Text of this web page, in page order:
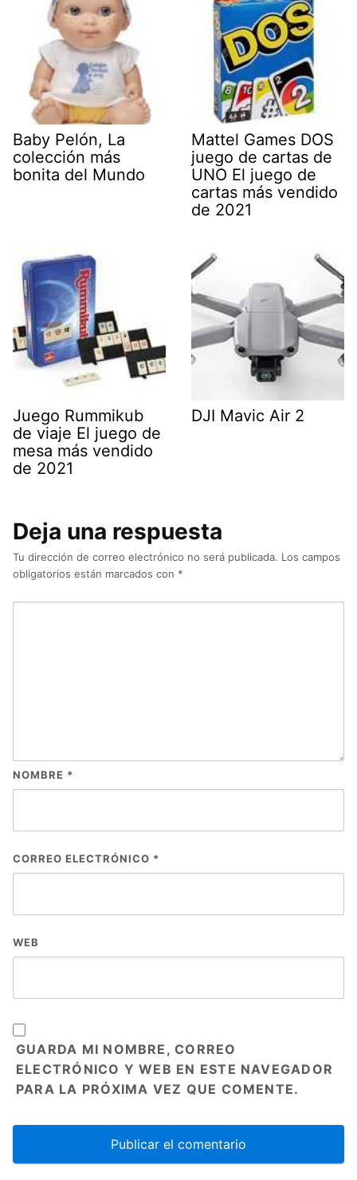
Baby Pelón, La
colección más
bonita del Mundo
Mattel Games DOS
juego de cartas de
UNO El juego de
cartas más vendido
de 2021
Juego Rummikub
de viaje El juego de
mesa más vendido
de 2021
DJI Mavic Air 2
Deja una respuesta
Tu dirección de correo electrónico no será publicada. Los campos
obligatorios están marcados con *
NOMBRE *
CORREO ELECTRÓNICO *
WEB
GUARDA MI NOMBRE, CORREO
ELECTRÓNICO Y WEB EN ESTE NAVEGADOR
PARA LA PRÓXIMA VEZ QUE COMENTE.